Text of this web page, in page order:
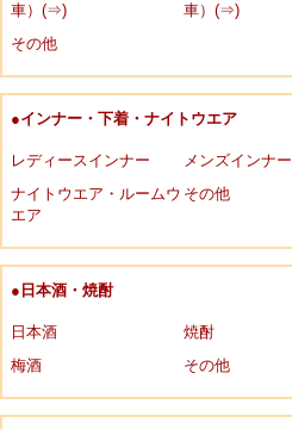
車）(⇒)
車）(⇒)
その他
●インナー・下着・ナイトウエア
レディースインナー
メンズインナー
ナイトウエア・ルームウ
エア
その他
●日本酒・焼酎
日本酒
焼酎
梅酒
その他